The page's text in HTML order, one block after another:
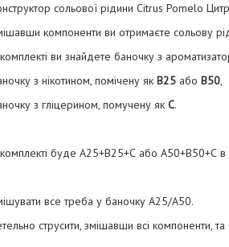
сольової рідини Citrus Pomelo
компоненти ви отримаєте сольову
ви знайдете баночку з
з нікотином, помічену як B25або В50,
з гліцерином, помучену як С.
буде А25+В25+С або А50+В50+С в
все треба у баночку А25/А50.
струсити, змішавши всі компоненти,